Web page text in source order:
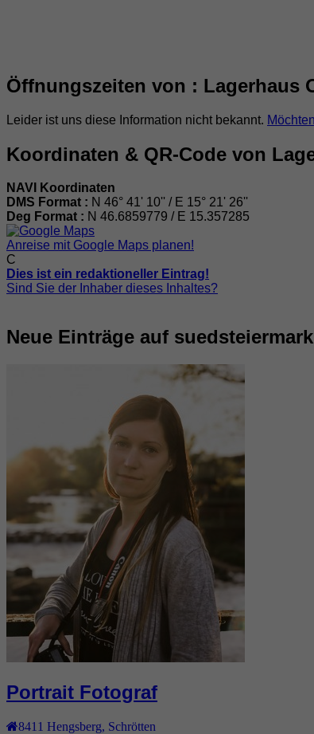
Öffnungszeiten von : Lagerhaus
Leider ist uns diese Information nicht bekannt.
Koordinaten & QR-Code von
NAVI Koordinaten
DMS Format : N 46° 41' 10'' / E 15° 21' 26''
Deg Format : N 46.6859779 / E 15.357285
Anreise mit Google Maps planen!
C
Dies ist ein redaktioneller Eintrag!
Sind Sie der Inhaber dieses Inhaltes?
Neue Einträge auf
Portrait Fotograf
8411 Hengsberg Schrötten